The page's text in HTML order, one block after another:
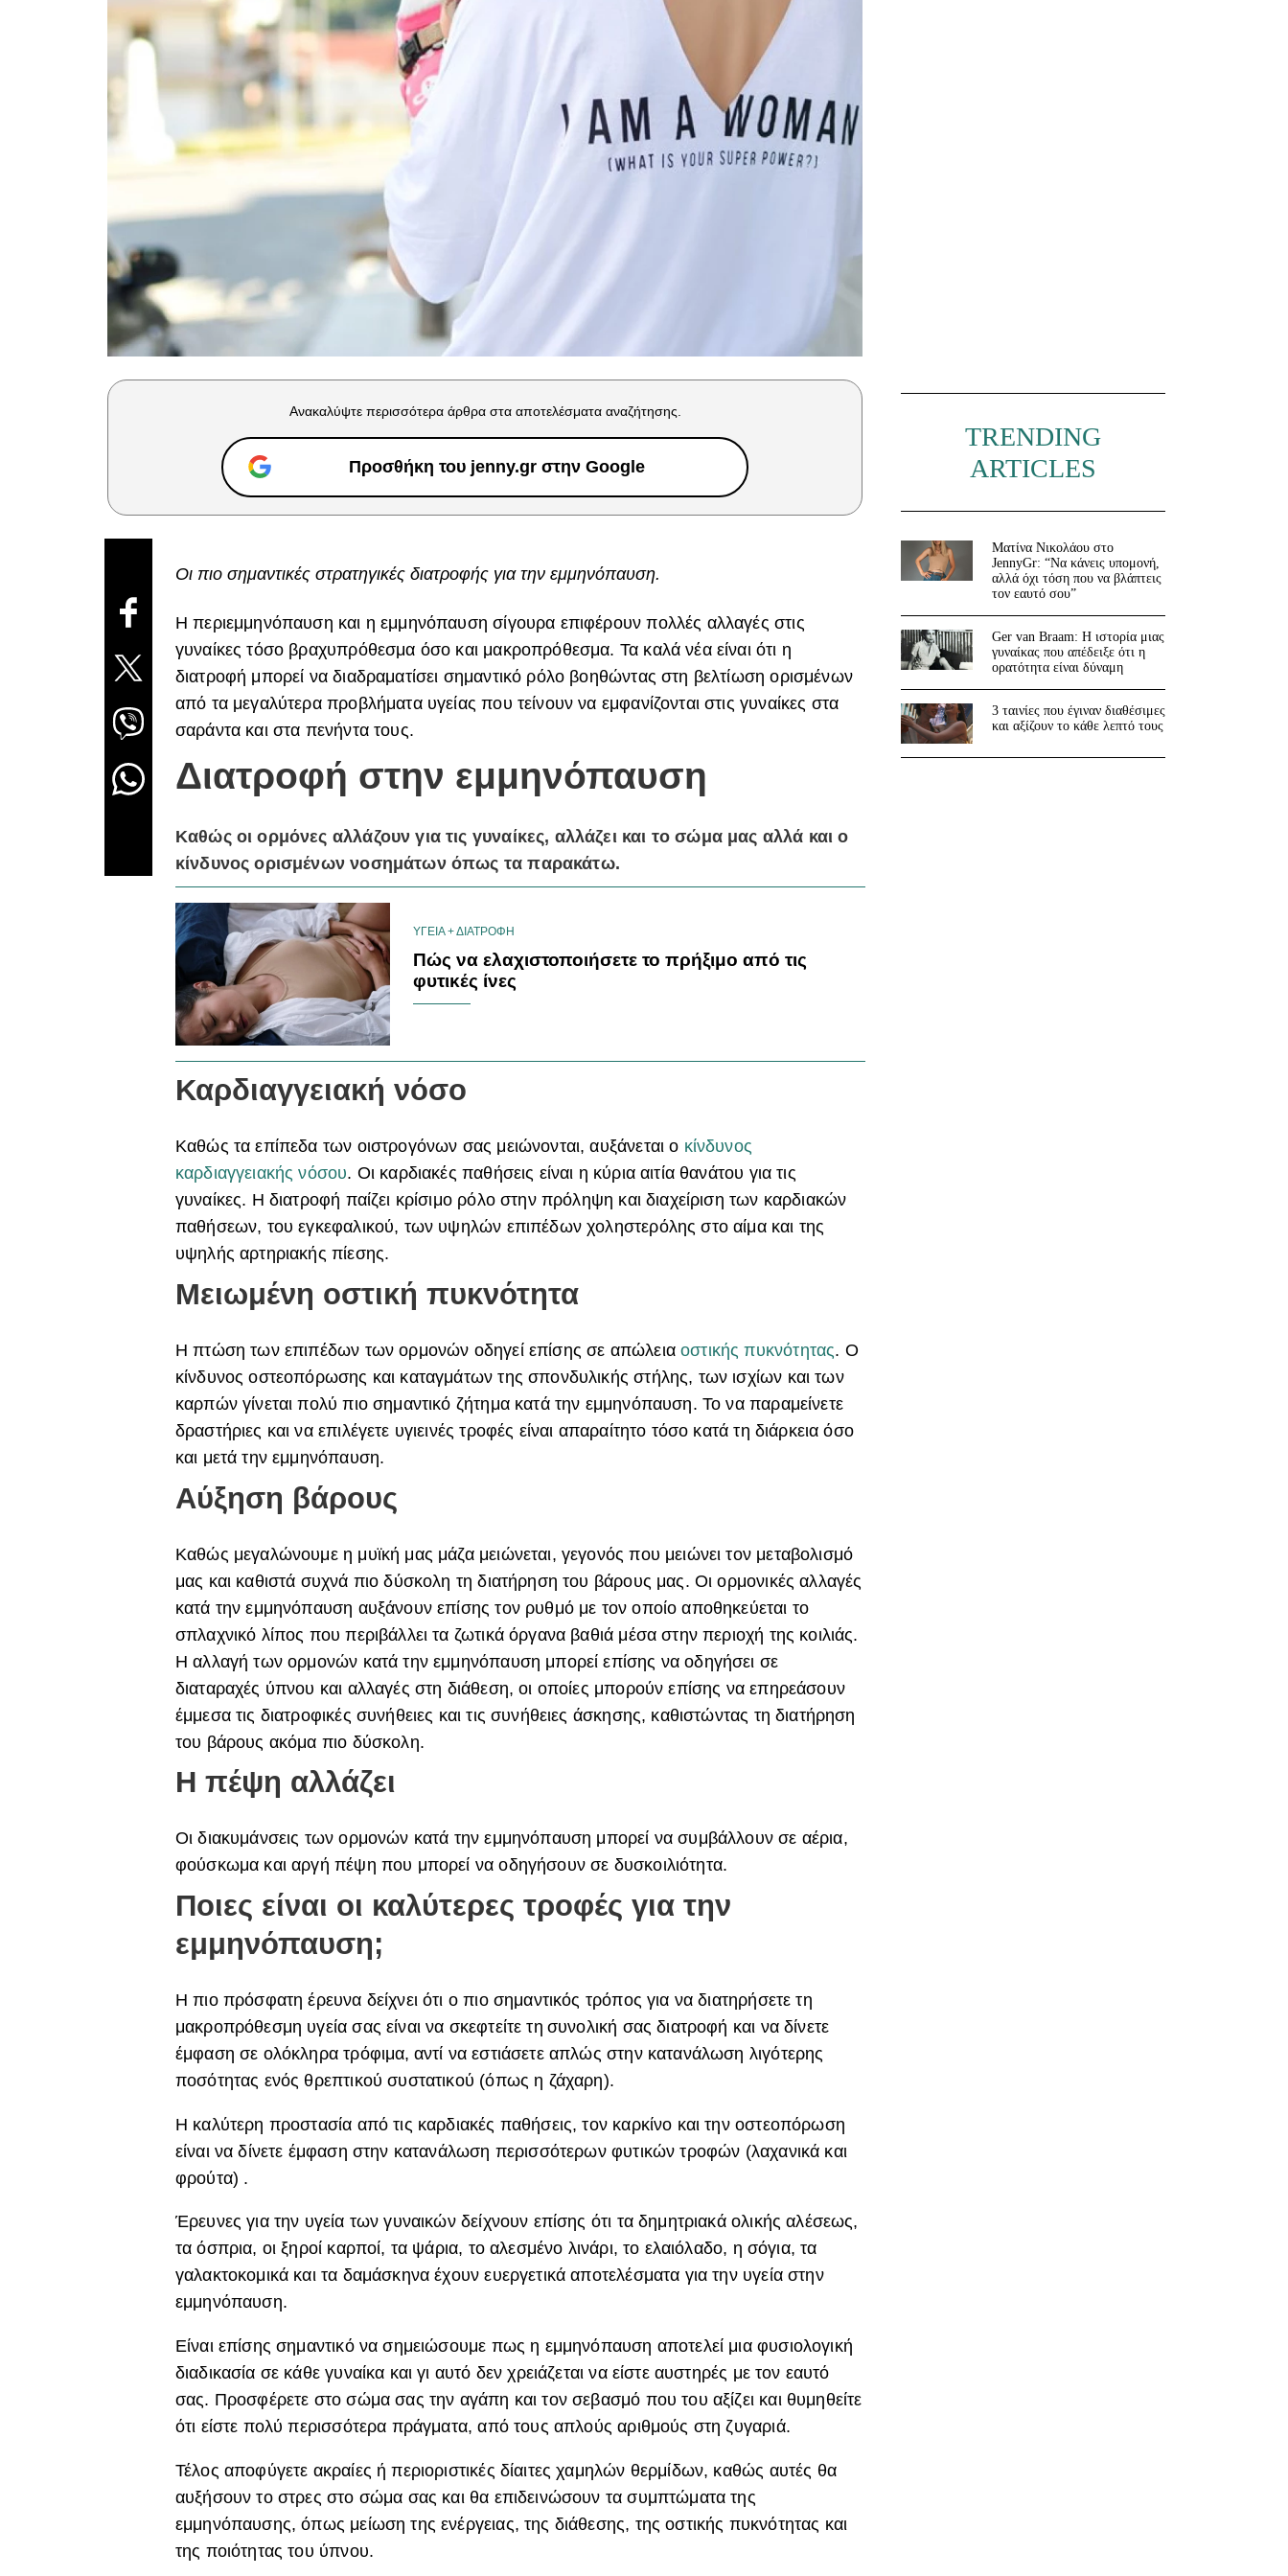
Ανακαλύψτε περισσότερα άρθρα στα αποτελέσματα αναζήτησης.
Προσθήκη του jenny.gr στην Google
Οι πιο σημαντικές στρατηγικές διατροφής για την εμμηνόπαυση.
Η περιεμμηνόπαυση και η εμμηνόπαυση σίγουρα επιφέρουν πολλές αλλαγές στις
γυναίκες τόσο βραχυπρόθεσμα όσο και μακροπρόθεσμα. Τα καλά νέα είναι ότι η
διατροφή μπορεί να διαδραματίσει σημαντικό ρόλο βοηθώντας στη βελτίωση ορισμένων
από τα μεγαλύτερα προβλήματα υγείας που τείνουν να εμφανίζονται στις γυναίκες στα
σαράντα και στα πενήντα τους.
Διατροφή στην εμμηνόπαυση
Καθώς οι ορμόνες αλλάζουν για τις γυναίκες, αλλάζει και το σώμα μας αλλά και ο
κίνδυνος ορισμένων νοσημάτων όπως τα παρακάτω.
ΥΓΕΙΑ + ΔΙΑΤΡΟΦΗ
Πώς να ελαχιστοποιήσετε το πρήξιμο από τις
φυτικές ίνες
Καρδιαγγειακή νόσο
Καθώς τα επίπεδα των οιστρογόνων σας μειώνονται, αυξάνεται ο κίνδυνος
καρδιαγγειακής νόσου. Οι καρδιακές παθήσεις είναι η κύρια αιτία θανάτου για τις
γυναίκες. Η διατροφή παίζει κρίσιμο ρόλο στην πρόληψη και διαχείριση των καρδιακών
παθήσεων, του εγκεφαλικού, των υψηλών επιπέδων χοληστερόλης στο αίμα και της
υψηλής αρτηριακής πίεσης.
Μειωμένη οστική πυκνότητα
Η πτώση των επιπέδων των ορμονών οδηγεί επίσης σε απώλειαοστικής πυκνότητας. Ο
κίνδυνος οστεοπόρωσης και καταγμάτων της σπονδυλικής στήλης, των ισχίων και των
καρπών γίνεται πολύ πιο σημαντικό ζήτημα κατά την εμμηνόπαυση. Το να παραμείνετε
δραστήριες και να επιλέγετε υγιεινές τροφές είναι απαραίτητο τόσο κατά τη διάρκεια όσο
και μετά την εμμηνόπαυση.
Αύξηση βάρους
Καθώς μεγαλώνουμε η μυϊκή μας μάζα μειώνεται, γεγονός που μειώνει τον μεταβολισμό
μας και καθιστά συχνά πιο δύσκολη τη διατήρηση του βάρους μας. Οι ορμονικές αλλαγές
κατά την εμμηνόπαυση αυξάνουν επίσης τον ρυθμό με τον οποίο αποθηκεύεται το
σπλαχνικό λίπος που περιβάλλει τα ζωτικά όργανα βαθιά μέσα στην περιοχή της κοιλιάς.
Η αλλαγή των ορμονών κατά την εμμηνόπαυση μπορεί επίσης να οδηγήσει σε
διαταραχές ύπνου και αλλαγές στη διάθεση, οι οποίες μπορούν επίσης να επηρεάσουν
έμμεσα τις διατροφικές συνήθειες και τις συνήθειες άσκησης, καθιστώντας τη διατήρηση
του βάρους ακόμα πιο δύσκολη.
Η πέψη αλλάζει
Οι διακυμάνσεις των ορμονών κατά την εμμηνόπαυση μπορεί να συμβάλλουν σε αέρια,
φούσκωμα και αργή πέψη που μπορεί να οδηγήσουν σε δυσκοιλιότητα.
Ποιες είναι οι καλύτερες τροφές για την
εμμηνόπαυση;
Η πιο πρόσφατη έρευνα δείχνει ότι ο πιο σημαντικός τρόπος για να διατηρήσετε τη
μακροπρόθεσμη υγεία σας είναι να σκεφτείτε τη συνολική σας διατροφή και να δίνετε
έμφαση σε ολόκληρα τρόφιμα, αντί να εστιάσετε απλώς στην κατανάλωση λιγότερης
ποσότητας ενός θρεπτικού συστατικού (όπως η ζάχαρη).
Η καλύτερη προστασία από τις καρδιακές παθήσεις, τον καρκίνο και την οστεοπόρωση
είναι να δίνετε έμφαση στην κατανάλωση περισσότερων φυτικών τροφών (λαχανικά και
φρούτα) .
Έρευνες για την υγεία των γυναικών δείχνουν επίσης ότι τα δημητριακά ολικής αλέσεως,
τα όσπρια, οι ξηροί καρποί, τα ψάρια, το αλεσμένο λινάρι, το ελαιόλαδο, η σόγια, τα
γαλακτοκομικά και τα δαμάσκηνα έχουν ευεργετικά αποτελέσματα για την υγεία στην
εμμηνόπαυση.
Είναι επίσης σημαντικό να σημειώσουμε πως η εμμηνόπαυση αποτελεί μια φυσιολογική
διαδικασία σε κάθε γυναίκα και γι αυτό δεν χρειάζεται να είστε αυστηρές με τον εαυτό
σας. Προσφέρετε στο σώμα σας την αγάπη και τον σεβασμό που του αξίζει και θυμηθείτε
ότι είστε πολύ περισσότερα πράγματα, από τους απλούς αριθμούς στη ζυγαριά.
Τέλος αποφύγετε ακραίες ή περιοριστικές δίαιτες χαμηλών θερμίδων, καθώς αυτές θα
αυξήσουν το στρες στο σώμα σας και θα επιδεινώσουν τα συμπτώματα της
εμμηνόπαυσης, όπως μείωση της ενέργειας, της διάθεσης, της οστικής πυκνότητας και
της ποιότητας του ύπνου.
TRENDING
ARTICLES
Ματίνα Νικολάου στο
JennyGr: “Να κάνεις υπομονή,
αλλά όχι τόση που να βλάπτεις
τον εαυτό σου”
Ger van Braam: Η ιστορία μιας
γυναίκας που απέδειξε ότι η
ορατότητα είναι δύναμη
3 ταινίες που έγιναν διαθέσιμες
και αξίζουν το κάθε λεπτό τους